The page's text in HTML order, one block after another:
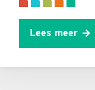
Lees meer